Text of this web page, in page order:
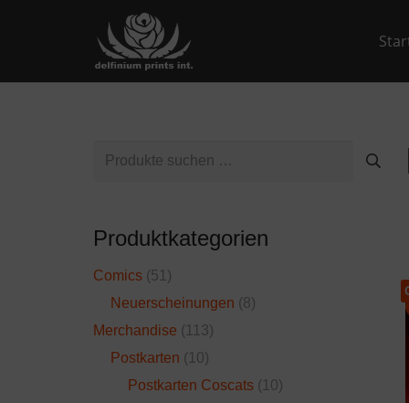
Suchen
Produktkategorien
Comics (51)
Neuerscheinungen (8)
Merchandise (113)
Postkarten (10)
Postkarten Coscats (10)